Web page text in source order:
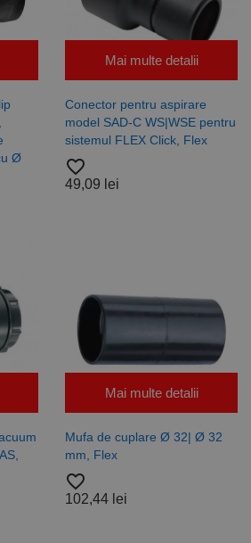
Ø
Mai multe detalii
Conector pentru aspirare
model SAD-C WS|WSE pentru
sistemul FLEX Click, Flex
favorite_border
49,09 lei
Mai multe detalii
Mufa de cuplare Ø 32| Ø 32
mm, Flex
favorite_border
102,44 lei